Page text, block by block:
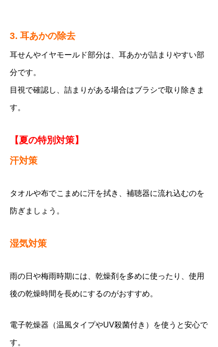
3. 耳あかの除去
耳せんやイヤモールド部分は、耳あかが詰まりやすい部
分です。
目視で確認し、詰まりがある場合はブラシで取り除きま
す。
【夏の特別対策】
汗対策
タオルや布でこまめに汗を拭き、補聴器に流れ込むのを
防ぎましょう。
湿気対策
雨の日や梅雨時期には、乾燥剤を多めに使ったり、使用
後の乾燥時間を長めにするのがおすすめ。
電子乾燥器（温風タイプやUV殺菌付き）を使うと安心で
す。